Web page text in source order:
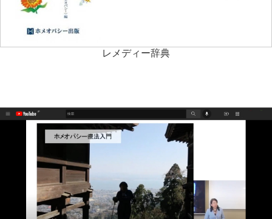
レメディー辞典